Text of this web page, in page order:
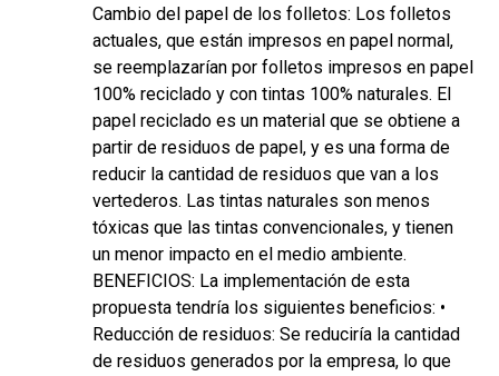
Cambio del papel de los folletos: Los folletos
actuales, que están impresos en papel normal,
se reemplazarían por folletos impresos en papel
100% reciclado y con tintas 100% naturales. El
papel reciclado es un material que se obtiene a
partir de residuos de papel, y es una forma de
reducir la cantidad de residuos que van a los
vertederos. Las tintas naturales son menos
tóxicas que las tintas convencionales, y tienen
un menor impacto en el medio ambiente.
BENEFICIOS: La implementación de esta
propuesta tendría los siguientes beneficios: •
Reducción de residuos: Se reduciría la cantidad
de residuos generados por la empresa, lo que